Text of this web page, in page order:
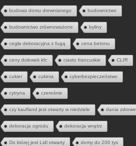
budowa domu drewnianego budownictwo
budownictwo zrównoważone byliny
cegła dekoracyjna z fugą cena betonu
ceny dolewek kfc ciasto francuskie CLIR
cukier cukinia cyberbezpieczeństwo
cytryna czereśnie
czy kaufland jest otwarty w niedziele dania zdrowe
dekoracja ogrodu dekoracja wnętrz
Do której jest Lidl otwarty domy do 200 tys